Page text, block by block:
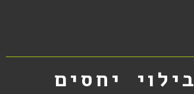
יחסים